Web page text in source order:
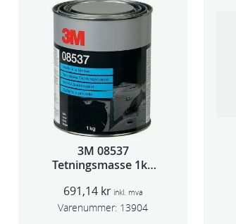
3M 08537
Tetningsmasse 1kg
691,14 kr inkl. mva
Varenummer: 13904